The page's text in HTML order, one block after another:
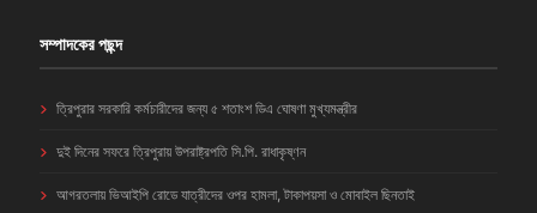
সম্পাদকের পছন্দ
ত্রিপুরার সরকারি কর্মচারীদের জন্য ৫ শতাংশ ডিএ ঘোষণা মুখ্যমন্ত্রীর
দুই দিনের সফরে ত্রিপুরায় উপরাষ্ট্রপতি সি.পি. রাধাকৃষ্ণন
আগরতলায় ভিআইপি রোডে যাত্রীদের ওপর হামলা, টাকাপয়সা ও মোবাইল ছিনতাই